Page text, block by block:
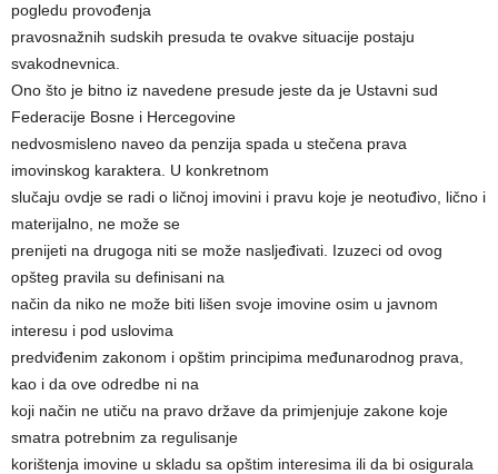
pogledu provođenja
pravosnažnih sudskih presuda te ovakve situacije postaju
svakodnevnica.
Ono što je bitno iz navedene presude jeste da je Ustavni sud
Federacije Bosne i Hercegovine
nedvosmisleno naveo da penzija spada u stečena prava
imovinskog karaktera. U konkretnom
slučaju ovdje se radi o ličnoj imovini i pravu koje je neotuđivo, lično i
materijalno, ne može se
prenijeti na drugoga niti se može nasljeđivati. Izuzeci od ovog
opšteg pravila su definisani na
način da niko ne može biti lišen svoje imovine osim u javnom
interesu i pod uslovima
predviđenim zakonom i opštim principima međunarodnog prava,
kao i da ove odredbe ni na
koji način ne utiču na pravo države da primjenjuje zakone koje
smatra potrebnim za regulisanje
korištenja imovine u skladu sa opštim interesima ili da bi osigurala